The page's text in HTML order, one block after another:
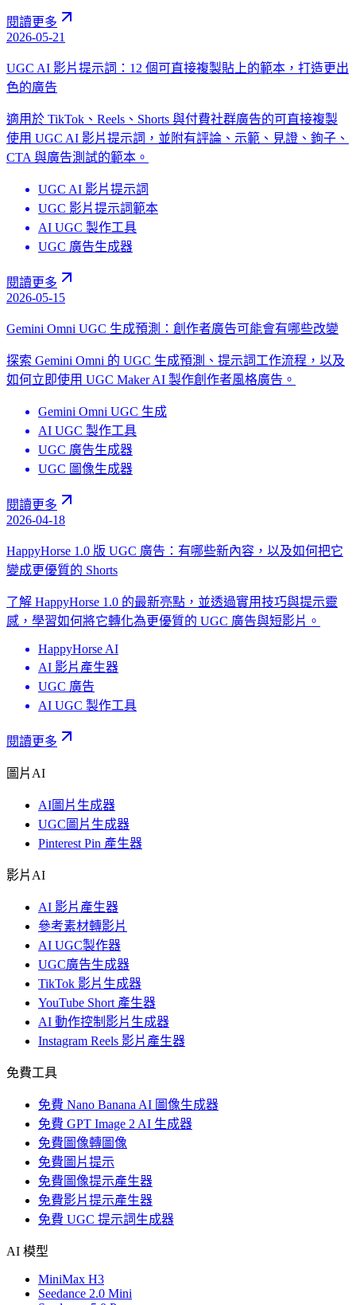
閱讀更多
2026-05-21
UGC AI 影片提示詞：12 個可直接複製貼上的範本，打造更出
色的廣告
適用於 TikTok、Reels、Shorts 與付費社群廣告的可直接複製
使用 UGC AI 影片提示詞，並附有評論、示範、見證、鉤子、
CTA 與廣告測試的範本。
UGC AI 影片提示詞
UGC 影片提示詞範本
AI UGC 製作工具
UGC 廣告生成器
閱讀更多
2026-05-15
Gemini Omni UGC 生成預測：創作者廣告可能會有哪些改變
探索 Gemini Omni 的 UGC 生成預測、提示詞工作流程，以及
如何立即使用 UGC Maker AI 製作創作者風格廣告。
Gemini Omni UGC 生成
AI UGC 製作工具
UGC 廣告生成器
UGC 圖像生成器
閱讀更多
2026-04-18
HappyHorse 1.0 版 UGC 廣告：有哪些新內容，以及如何把它
變成更優質的 Shorts
了解 HappyHorse 1.0 的最新亮點，並透過實用技巧與提示靈
感，學習如何將它轉化為更優質的 UGC 廣告與短影片。
HappyHorse AI
AI 影片產生器
UGC 廣告
AI UGC 製作工具
閱讀更多
圖片AI
AI圖片生成器
UGC圖片生成器
Pinterest Pin 產生器
影片AI
AI 影片產生器
參考素材轉影片
AI UGC製作器
UGC廣告生成器
TikTok 影片生成器
YouTube Short 產生器
AI 動作控制影片生成器
Instagram Reels 影片產生器
免費工具
免費 Nano Banana AI 圖像生成器
免費 GPT Image 2 AI 生成器
免費圖像轉圖像
免費圖片提示
免費圖像提示產生器
免費影片提示產生器
免費 UGC 提示詞生成器
AI 模型
MiniMax H3
Seedance 2.0 Mini